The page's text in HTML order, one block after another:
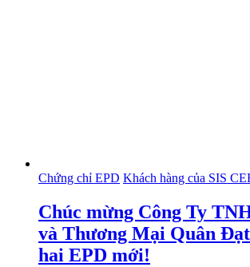
Chứng chỉ EPD Khách hàng của SIS
Chúc mừng Công Ty
và Thương Mại Quân
hai EPD mới!